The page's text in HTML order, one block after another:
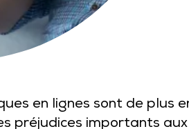
en lignes sont de plus
préjudices importants